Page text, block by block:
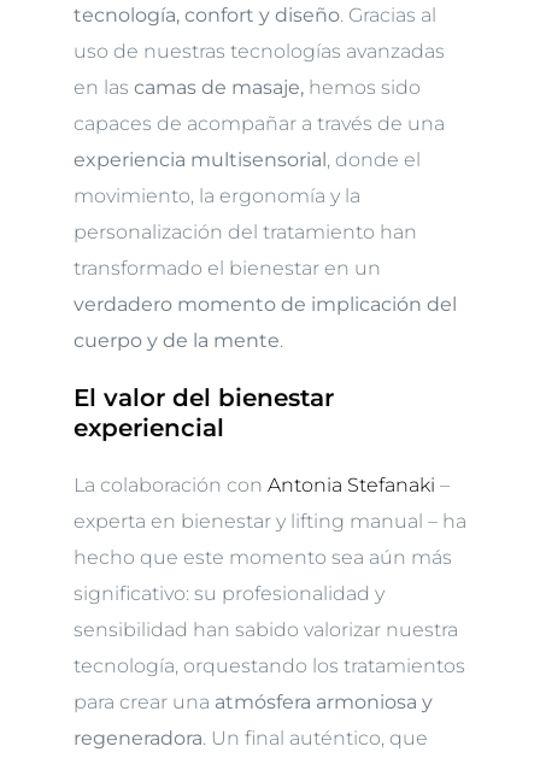
tecnología, confort y diseño. Gracias al
uso de nuestras tecnologías avanzadas
en las camas de masaje,hemos sido
capaces de acompañar a través de una
experiencia multisensorial, donde el
movimiento, la ergonomía y la
personalización del tratamiento han
transformado el bienestar en un
verdadero momento de implicación del
cuerpo y de la mente.
El valor del bienestar
experiencial
La colaboración con Antonia Stefanaki –
experta en bienestar y lifting manual – ha
hecho que este momento sea aún más
significativo: su profesionalidad y
sensibilidad han sabido valorizar nuestra
tecnología, orquestando los tratamientos
para crear una atmósfera armoniosa y
regeneradora. Un final auténtico, que